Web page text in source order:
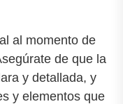
al momento de
de que la
y detallada, y
y elementos que